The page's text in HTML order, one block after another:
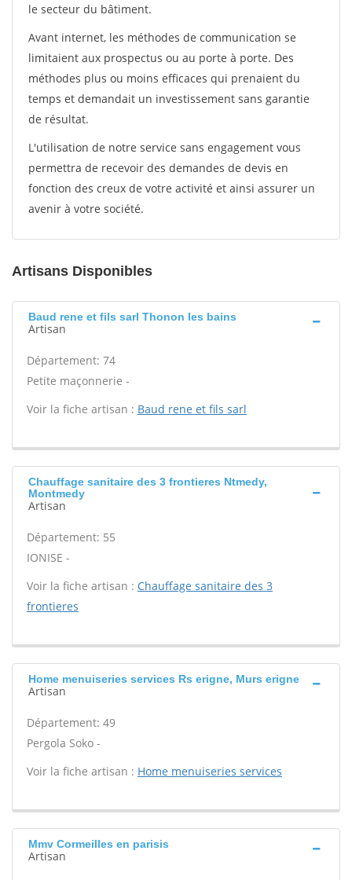
le secteur du bâtiment.
Avant internet, les méthodes de communication se
limitaient aux prospectus ou au porte à porte. Des
méthodes plus ou moins efficaces qui prenaient du
temps et demandait un investissement sans garantie
de résultat.
L'utilisation de notre service sans engagement vous
permettra de recevoir des demandes de devis en
fonction des creux de votre activité et ainsi assurer un
avenir à votre société.
Artisans Disponibles
Baud rene et fils sarl Thonon les bains
Artisan
Département: 74
Petite maçonnerie -
Voir la fiche artisan : Baud rene et fils sarl
Chauffage sanitaire des 3 frontieres Ntmedy,
Montmedy
Artisan
Département: 55
IONISE -
Voir la fiche artisan : Chauffage sanitaire des 3
frontieres
Home menuiseries services Rs erigne, Murs erigne
Artisan
Département: 49
Pergola Soko -
Voir la fiche artisan : Home menuiseries services
Mmv Cormeilles en parisis
Artisan